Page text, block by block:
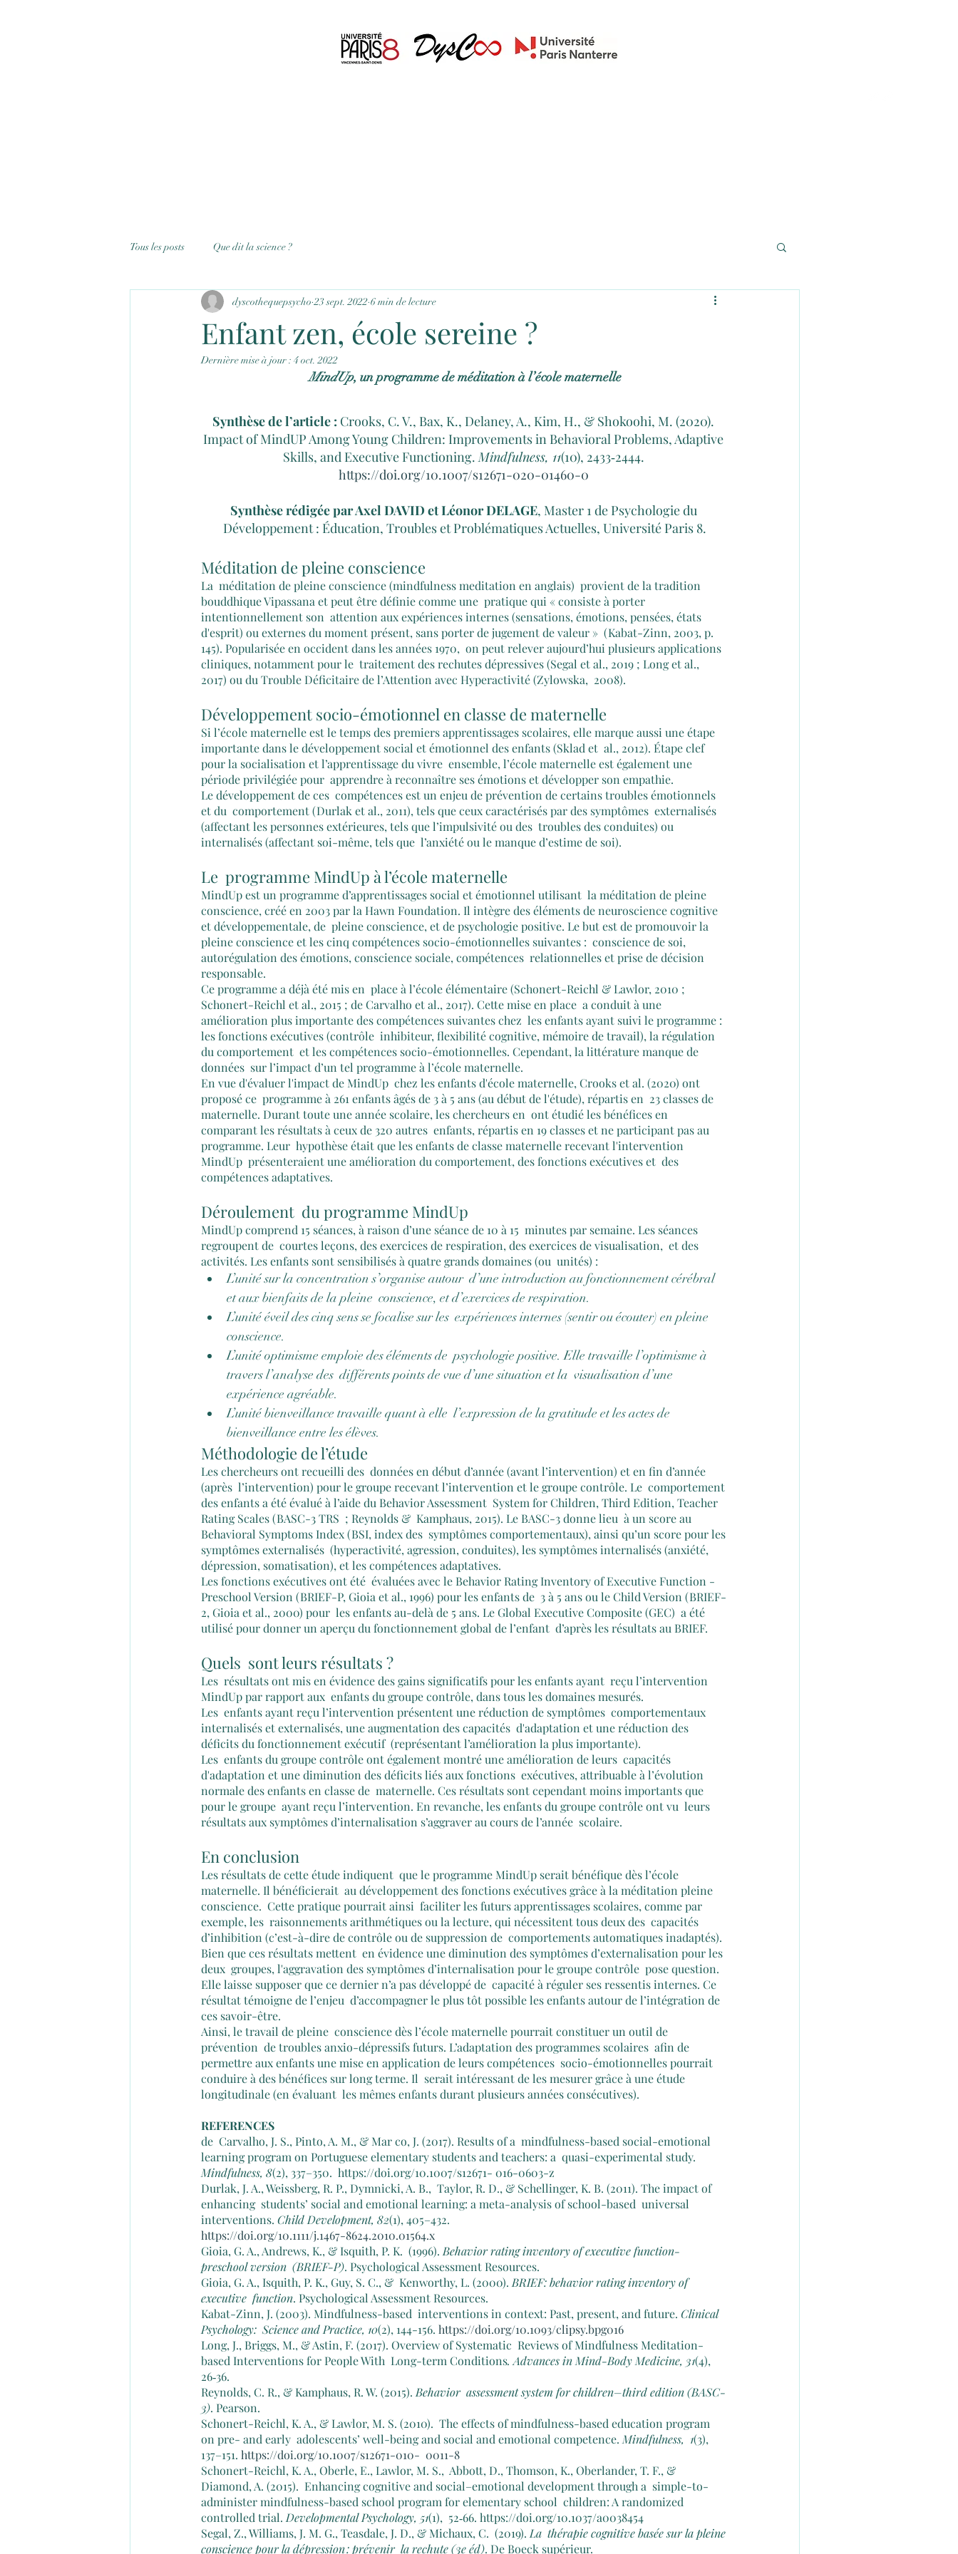
Tous les posts Que dit la science ?
Enfant zen, école sereine ?
dyscothequepsycho 23 sept. 2022 6 min de lecture
Dernière mise à jour : 4 oct. 2022
MindUp, un programme de méditation à l’école maternelle
Synthèse de l’article : Crooks, C. V., Bax, K., Delaney, A., Kim, H., & Shokoohi, M. (2020).
Impact of MindUP Among Young Children: Improvements in Behavioral Problems, Adaptive
Skills, and Executive Functioning. Mindfulness, 11(10), 2433‑2444.
https://doi.org/10.1007/s12671-020-01460-0
Synthèse rédigée par Axel DAVID et Léonor DELAGE, Master 1 de Psychologie du
Développement : Éducation, Troubles et Problématiques Actuelles, Université Paris 8.
Méditation de pleine conscience
La  méditation de pleine conscience (mindfulness meditation en anglais)  provient de la tradition
bouddhique Vipassana et peut être définie comme une  pratique qui « consiste à porter
intentionnellement son  attention aux expériences internes (sensations, émotions, pensées, états
d'esprit) ou externes du moment présent, sans porter de jugement de valeur »  (Kabat-Zinn, 2003, p.
145). Popularisée en occident dans les années 1970,  on peut relever aujourd’hui plusieurs applications
cliniques, notamment pour le  traitement des rechutes dépressives (Segal et al., 2019 ; Long et al.,
2017) ou du Trouble Déficitaire de l’Attention avec Hyperactivité (Zylowska,  2008).
Développement socio-émotionnel en classe de maternelle
Si l’école maternelle est le temps des premiers apprentissages scolaires, elle marque aussi une étape
importante dans le développement social et émotionnel des enfants (Sklad et  al., 2012). Étape clef
pour la socialisation et l’apprentissage du vivre  ensemble, l’école maternelle est également une
période privilégiée pour  apprendre à reconnaître ses émotions et développer son empathie.
Le développement de ces  compétences est un enjeu de prévention de certains troubles émotionnels
et du  comportement (Durlak et al., 2011), tels que ceux caractérisés par des symptômes  externalisés
(affectant les personnes extérieures, tels que l’impulsivité ou des  troubles des conduites) ou
internalisés (affectant soi-même, tels que  l’anxiété ou le manque d’estime de soi).
Le  programme MindUp à l’école maternelle
MindUp est un programme d’apprentissages social et émotionnel utilisant  la méditation de pleine
conscience, créé en 2003 par la Hawn Foundation. Il intègre des éléments de neuroscience cognitive
et développementale, de  pleine conscience, et de psychologie positive. Le but est de promouvoir la
pleine conscience et les cinq compétences socio-émotionnelles suivantes :  conscience de soi,
autorégulation des émotions, conscience sociale, compétences  relationnelles et prise de décision
responsable.
Ce programme a déjà été mis en  place à l’école élémentaire (Schonert-Reichl & Lawlor, 2010 ;
Schonert-Reichl et al., 2015 ; de Carvalho et al., 2017). Cette mise en place  a conduit à une
amélioration plus importante des compétences suivantes chez  les enfants ayant suivi le programme :
les fonctions exécutives (contrôle  inhibiteur, flexibilité cognitive, mémoire de travail), la régulation
du comportement  et les compétences socio-émotionnelles. Cependant, la littérature manque de
données  sur l’impact d’un tel programme à l’école maternelle.
En vue d'évaluer l'impact de MindUp  chez les enfants d'école maternelle, Crooks et al. (2020) ont
proposé ce  programme à 261 enfants âgés de 3 à 5 ans (au début de l'étude), répartis en  23 classes de
maternelle. Durant toute une année scolaire, les chercheurs en  ont étudié les bénéfices en
comparant les résultats à ceux de 320 autres  enfants, répartis en 19 classes et ne participant pas au
programme. Leur  hypothèse était que les enfants de classe maternelle recevant l'intervention
MindUp  présenteraient une amélioration du comportement, des fonctions exécutives et  des
compétences adaptatives.
Déroulement  du programme MindUp
MindUp comprend 15 séances, à raison d’une séance de 10 à 15  minutes par semaine. Les séances
regroupent de  courtes leçons, des exercices de respiration, des exercices de visualisation,  et des
activités. Les enfants sont sensibilisés à quatre grands domaines (ou  unités) :
L’unité sur la concentration s’organise autour  d’une introduction au fonctionnement cérébral
et aux bienfaits de la pleine  conscience, et d’exercices de respiration.
L’unité éveil des cinq sens se focalise sur les  expériences internes (sentir ou écouter) en pleine
conscience.
L’unité optimisme emploie des éléments de  psychologie positive. Elle travaille l’optimisme à
travers l’analyse des  différents points de vue d’une situation et la  visualisation d’une
expérience agréable.
L’unité bienveillance travaille quant à elle  l’expression de la gratitude et les actes de
bienveillance entre les élèves.
Méthodologie de l’étude
Les chercheurs ont recueilli des  données en début d’année (avant l’intervention) et en fin d’année
(après  l’intervention) pour le groupe recevant l’intervention et le groupe contrôle. Le  comportement
des enfants a été évalué à l’aide du Behavior Assessment  System for Children, Third Edition, Teacher
Rating Scales (BASC-3 TRS  ; Reynolds &  Kamphaus, 2015). Le BASC-3 donne lieu  à un score au
Behavioral Symptoms Index (BSI, index des  symptômes comportementaux), ainsi qu’un score pour les
symptômes externalisés  (hyperactivité, agression, conduites), les symptômes internalisés (anxiété,
dépression, somatisation), et les compétences adaptatives.
Les fonctions exécutives ont été  évaluées avec le Behavior Rating Inventory of Executive Function -
Preschool Version (BRIEF-P, Gioia et al., 1996) pour les enfants de  3 à 5 ans ou le Child Version (BRIEF-
2, Gioia et al., 2000) pour  les enfants au-delà de 5 ans. Le Global Executive Composite (GEC)  a été
utilisé pour donner un aperçu du fonctionnement global de l’enfant  d’après les résultats au BRIEF.
Quels  sont leurs résultats ?
Les  résultats ont mis en évidence des gains significatifs pour les enfants ayant  reçu l’intervention
MindUp par rapport aux  enfants du groupe contrôle, dans tous les domaines mesurés.
Les  enfants ayant reçu l’intervention présentent une réduction de symptômes  comportementaux
internalisés et externalisés, une augmentation des capacités  d'adaptation et une réduction des
déficits du fonctionnement exécutif  (représentant l’amélioration la plus importante).
Les  enfants du groupe contrôle ont également montré une amélioration de leurs  capacités
d'adaptation et une diminution des déficits liés aux fonctions  exécutives, attribuable à l’évolution
normale des enfants en classe de  maternelle. Ces résultats sont cependant moins importants que
pour le groupe  ayant reçu l’intervention. En revanche, les enfants du groupe contrôle ont vu  leurs
résultats aux symptômes d’internalisation s’aggraver au cours de l’année  scolaire.
En conclusion
Les résultats de cette étude indiquent  que le programme MindUp serait bénéfique dès l’école
maternelle. Il bénéficierait  au développement des fonctions exécutives grâce à la méditation pleine
conscience.  Cette pratique pourrait ainsi  faciliter les futurs apprentissages scolaires, comme par
exemple, les  raisonnements arithmétiques ou la lecture, qui nécessitent tous deux des  capacités
d’inhibition (c’est-à-dire de contrôle ou de suppression de  comportements automatiques inadaptés).
Bien que ces résultats mettent  en évidence une diminution des symptômes d’externalisation pour les
deux  groupes, l'aggravation des symptômes d’internalisation pour le groupe contrôle  pose question.
Elle laisse supposer que ce dernier n’a pas développé de  capacité à réguler ses ressentis internes. Ce
résultat témoigne de l’enjeu  d’accompagner le plus tôt possible les enfants autour de l’intégration de
ces savoir-être.
Ainsi, le travail de pleine  conscience dès l’école maternelle pourrait constituer un outil de
prévention  de troubles anxio-dépressifs futurs. L’adaptation des programmes scolaires  afin de
permettre aux enfants une mise en application de leurs compétences  socio-émotionnelles pourrait
conduire à des bénéfices sur long terme. Il  serait intéressant de les mesurer grâce à une étude
longitudinale (en évaluant  les mêmes enfants durant plusieurs années consécutives).
REFERENCES
de  Carvalho, J. S., Pinto, A. M., & Mar co, J. (2017). Results of a  mindfulness-based social-emotional
learning program on Portuguese elementary students and teachers: a  quasi-experimental study.
Mindfulness, 8(2), 337–350.  https://doi.org/10.1007/s12671- 016-0603-z
Durlak, J. A., Weissberg, R. P., Dymnicki, A. B.,  Taylor, R. D., & Schellinger, K. B. (2011). The impact of
enhancing  students’ social and emotional learning: a meta-analysis of school-based  universal
interventions. Child Development, 82(1), 405–432.
https://doi.org/10.1111/j.1467-8624.2010.01564.x
Gioia, G. A., Andrews, K., & Isquith, P. K.  (1996). Behavior rating inventory of executive function-
preschool version  (BRIEF-P). Psychological Assessment Resources.
Gioia, G. A., Isquith, P. K., Guy, S. C., &  Kenworthy, L. (2000). BRIEF: behavior rating inventory of
executive  function. Psychological Assessment Resources.
Kabat-Zinn, J. (2003). Mindfulness-based  interventions in context: Past, present, and future. Clinical
Psychology:  Science and Practice, 10(2), 144-156. https://doi.org/10.1093/clipsy.bpg016
Long, J., Briggs, M., & Astin, F. (2017). Overview of Systematic  Reviews of Mindfulness Meditation-
based Interventions for People With  Long-term Conditions. Advances in Mind-Body Medicine, 31(4),
26‑36.
Reynolds, C. R., & Kamphaus, R. W. (2015). Behavior  assessment system for children–third edition (BASC-
3). Pearson.
Schonert-Reichl, K. A., & Lawlor, M. S. (2010).  The effects of mindfulness-based education program
on pre- and early  adolescents’ well-being and social and emotional competence. Mindfulness,  1(3),
137–151. https://doi.org/10.1007/s12671-010-  0011-8
Schonert-Reichl, K. A., Oberle, E., Lawlor, M. S.,  Abbott, D., Thomson, K., Oberlander, T. F., &
Diamond, A. (2015).  Enhancing cognitive and social–emotional development through a  simple-to-
administer mindfulness-based school program for elementary school  children: A randomized
controlled trial. Developmental Psychology, 51(1),  52‑66. https://doi.org/10.1037/a0038454
Segal, Z., Williams, J. M. G., Teasdale, J. D., & Michaux, C.  (2019). La  thérapie cognitive basée sur la pleine
conscience pour la dépression : prévenir  la rechute (3e éd). De Boeck supérieur.